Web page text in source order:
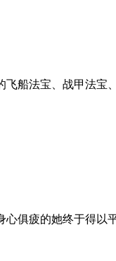
船法宝、战甲法宝
俱疲的她终于得以